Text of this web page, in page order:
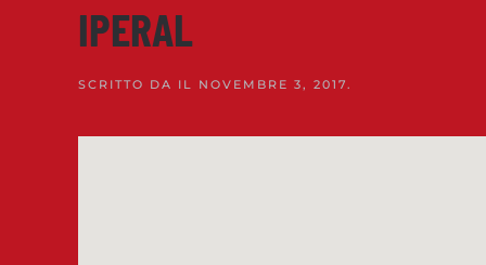
IPERAL
SCRITTO DA IL NOVEMBRE 3, 2017.